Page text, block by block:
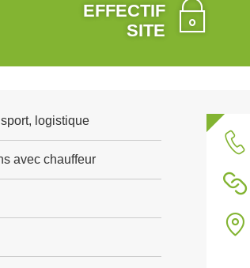
EFFECTIF
SITE
logistique
avec chauffeur